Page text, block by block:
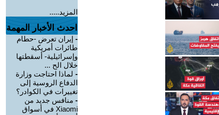
المزيد.....
احدث الأخبار المهمة
- إيران تعرض -حطام
طائرات أمريكية
وإسرائيلية- أسقطتها
خلال الح ...
- لماذا احتاجت وزارة
الدفاع الروسية إلى
تغييرات في الكوادر؟
- منافس جديد من
Xiaomi في أسواق